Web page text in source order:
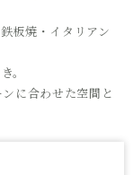
板焼・イタリアン
。
ンに合わせた空間と